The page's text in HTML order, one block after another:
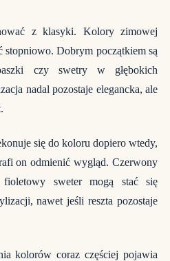
z klasyki. Kolory zimowej
stopniowo. Dobrym początkiem są
czy swetry w głębokich
nadal pozostaje elegancka, ale
się do koloru dopiero wtedy,
on odmienić wygląd. Czerwony
sweter mogą stać się
nawet jeśli reszta pozostaje
kolorów coraz częściej pojawia